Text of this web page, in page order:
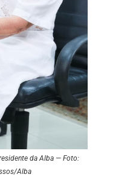
da Alba — Foto:
Alba